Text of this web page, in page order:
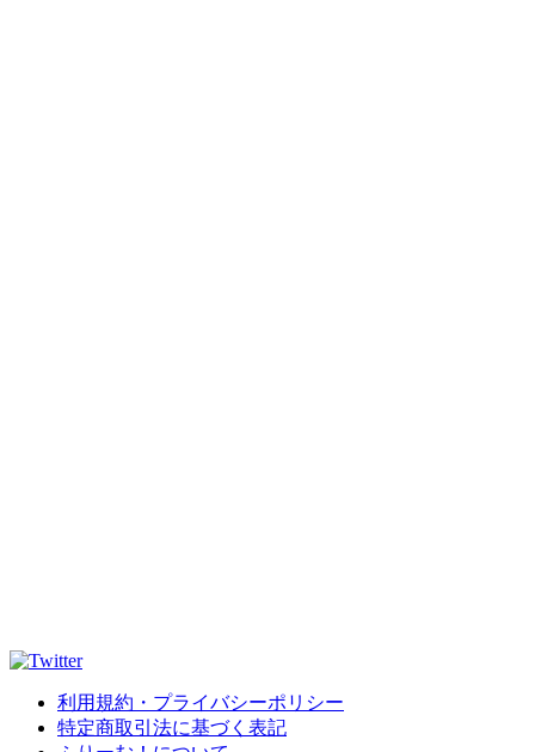
利用規約・プライバシーポリシー
特定商取引法に基づく表記